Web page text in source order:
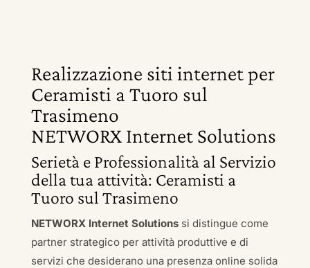
Realizzazione siti internet per
Ceramisti a Tuoro sul
Trasimeno
NETWORX Internet Solutions
Serietà e Professionalità al Servizio
della tua attività: Ceramisti a
Tuoro sul Trasimeno
NETWORX Internet Solutionssi distingue come
partner strategico per attività produttive e di
servizi che desiderano una presenza online solida